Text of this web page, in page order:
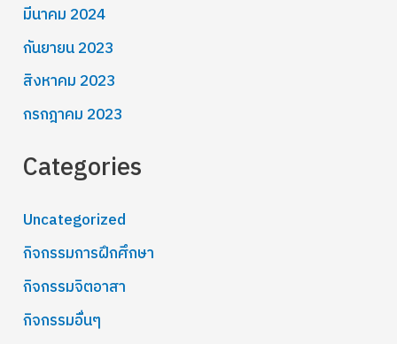
มีนาคม 2024
กันยายน 2023
สิงหาคม 2023
กรกฎาคม 2023
Categories
Uncategorized
กิจกรรมการฝึกศึกษา
กิจกรรมจิตอาสา
กิจกรรมอื่นๆ